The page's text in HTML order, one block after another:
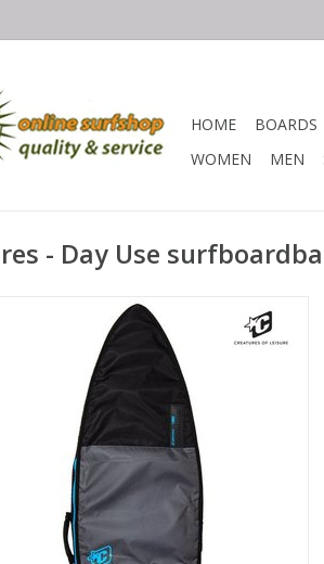
HOME BOARDS
WOMEN
MEN
- Day Use